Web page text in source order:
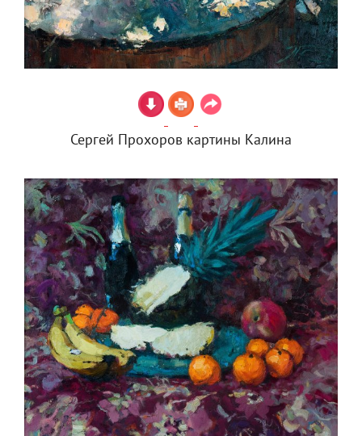
Сергей Прохоров картины Калина